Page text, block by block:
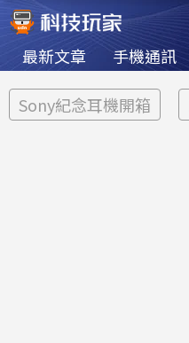
最新文章 手機通訊
Sony紀念耳機開箱